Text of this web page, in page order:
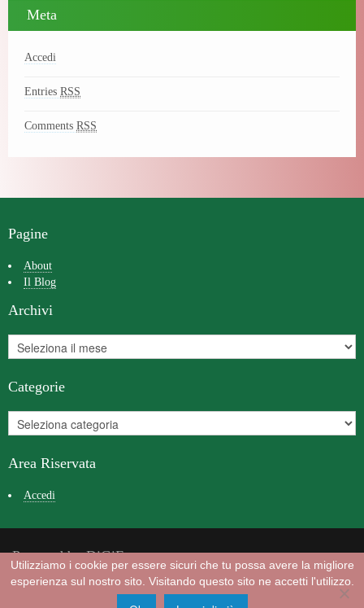
Meta
Accedi
Entries RSS
Comments RSS
Pagine
About
Il Blog
Archivi
Categorie
Area Riservata
Accedi
Powered by DiGiFast
© La Rapa Rossa info@laraparossa.it
Cookie
Utilizziamo i cookie per essere sicuri che tu possa avere la migliore
esperienza sul nostro sito. Visitando questo sito ne accetti l'utilizzo.